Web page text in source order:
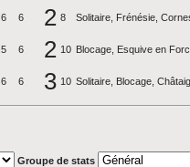
6 6 2 8 Solitaire, Frénésie,
5 6 2 10 Blocage, Esquive en
6 6 3 10 Solitaire, Blocage,
Groupe de stats